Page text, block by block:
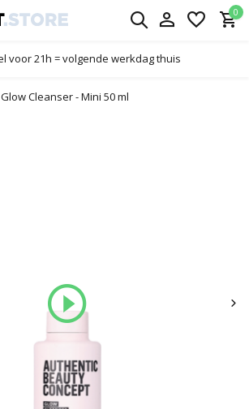
0
Gratis verzending vanaf €
Glow Cleanser - Mini 50 ml